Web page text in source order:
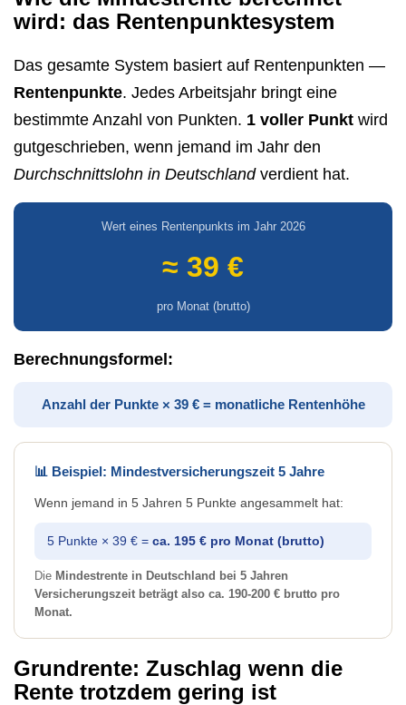
wird: das Rentenpunktesystem
Das gesamte System basiert auf Rentenpunkten —
Rentenpunkte. Jedes Arbeitsjahr bringt eine
bestimmte Anzahl von Punkten. 1 voller Punkt wird
gutgeschrieben, wenn jemand im Jahr den
Durchschnittslohn in Deutschlandverdient hat.
Wert eines Rentenpunkts im Jahr 2026
≈ 39 €
pro Monat (brutto)
Berechnungsformel:
Anzahl der Punkte × 39 € = monatliche Rentenhöhe
📊 Beispiel: Mindestversicherungszeit 5 Jahre
Wenn jemand in 5 Jahren 5 Punkte angesammelt hat:
5 Punkte × 39 € = ca. 195 € pro Monat (brutto)
Die Mindestrente in Deutschland bei 5 Jahren
Versicherungszeit beträgt also ca. 190-200 € brutto pro
Monat.
Grundrente: Zuschlag wenn die
Rente trotzdem gering ist